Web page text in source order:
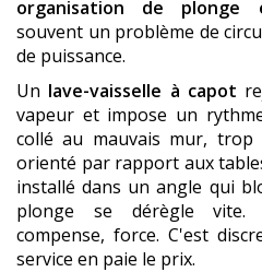
organisation de plonge
souvent un problème de
de puissance.
Un lave-vaisselle à capot
vapeur et impose un
collé au mauvais mur,
orienté par rapport aux
installé dans un angle qui
plonge se dérègle vite.
compense, force. C'est
service en paie le prix.